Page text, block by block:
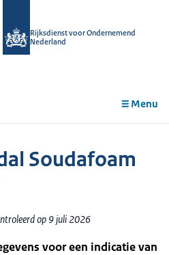
Rijksdienst voor Ondernemend
Nederland
Menu
Soudafoam
op 9 juli 2026
voor een indicatie van